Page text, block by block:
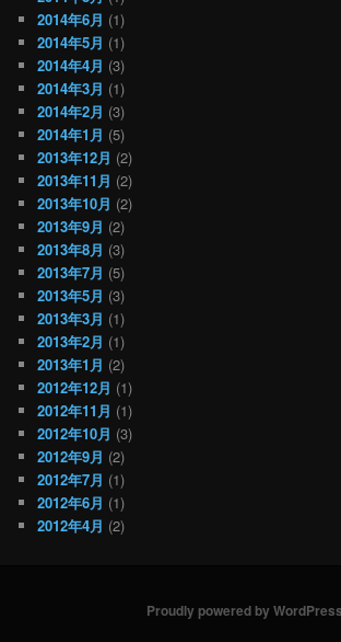
2014年6月 (1)
2014年5月 (1)
2014年4月 (3)
2014年3月 (1)
2014年2月 (3)
2014年1月 (5)
2013年12月 (2)
2013年11月 (2)
2013年10月 (2)
2013年9月 (2)
2013年8月 (3)
2013年7月 (5)
2013年5月 (3)
2013年3月 (1)
2013年2月 (1)
2013年1月 (2)
2012年12月 (1)
2012年11月 (1)
2012年10月 (3)
2012年9月 (2)
2012年7月 (1)
2012年6月 (1)
2012年4月 (2)
Proudly powered by WordPress